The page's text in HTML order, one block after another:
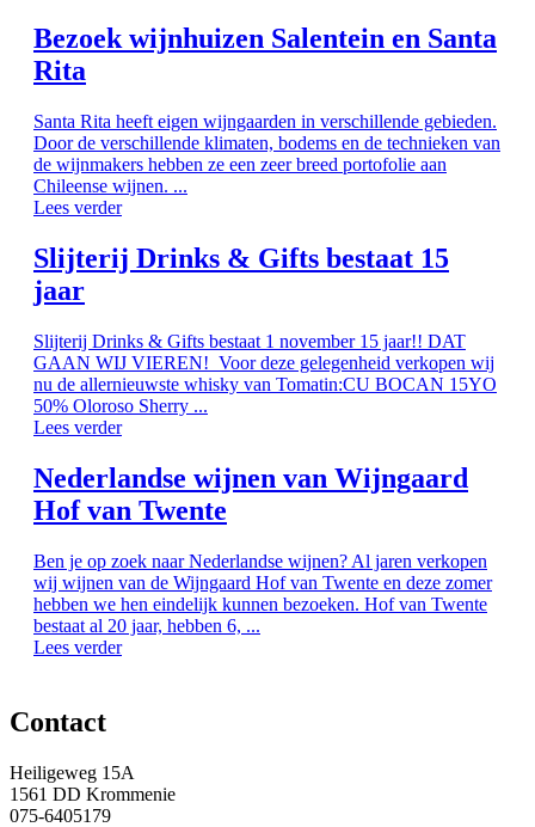
Bezoek wijnhuizen Salentein en Santa
Rita
Santa Rita heeft eigen wijngaarden in verschillende gebieden.
Door de verschillende klimaten, bodems en de technieken van
de wijnmakers hebben ze een zeer breed portofolie aan
Chileense wijnen. ...
Lees verder
Slijterij Drinks & Gifts bestaat 15
jaar
Slijterij Drinks & Gifts bestaat 1 november 15 jaar!! DAT
GAAN WIJ VIEREN! Voor deze gelegenheid verkopen wij
nu de allernieuwste whisky van Tomatin:CU BOCAN 15YO
50% Oloroso Sherry ...
Lees verder
Nederlandse wijnen van Wijngaard
Hof van Twente
Ben je op zoek naar Nederlandse wijnen? Al jaren verkopen
wij wijnen van de Wijngaard Hof van Twente en deze zomer
hebben we hen eindelijk kunnen bezoeken. Hof van Twente
bestaat al 20 jaar, hebben 6, ...
Lees verder
Contact
Heiligeweg 15A
1561 DD Krommenie
075-6405179